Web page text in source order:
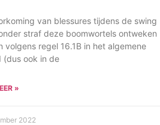
van blessures tijdens de swing
straf deze boomwortels ontweken
volgens regel 16.1B in het algemene
(dus ook in de
»
2022